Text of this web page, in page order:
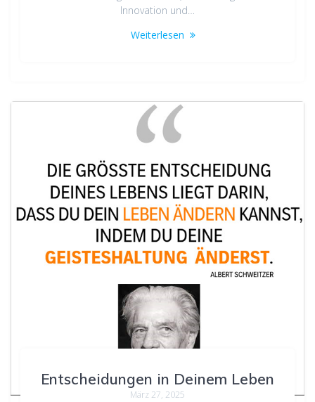
Innovation und…
Weiterlesen
Entscheidungen in Deinem Leben
März 27, 2025